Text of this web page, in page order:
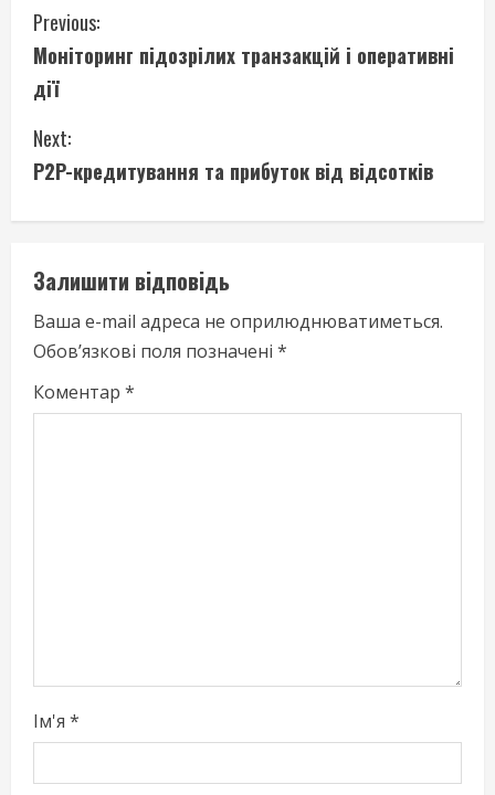
C
o
n
t
i
n
u
e
R
g
Previous:
Моніторинг підозрілих транзакцій і оперативні
дії
Next:
P2P-кредитування та прибуток від відсотків
Залишити відповідь
Ваша e-mail адреса не оприлюднюватиметься.
Обов’язкові поля позначені *
Коментар *
Ім'я *